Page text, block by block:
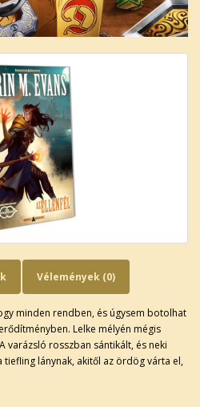
Vélemények (0)
minden rendben, és úgysem botolhat
Lelke mélyén mégis
varázsló rosszban sántikált, és neki
lánynak, akitől az ördög várta el,